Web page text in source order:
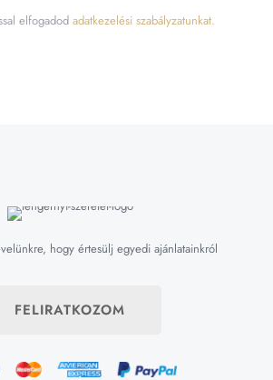
elfogadod adatkezelési szabályzatunkat.
hogy értesülj egyedi ajánlatainkról
FELIRATKOZOM